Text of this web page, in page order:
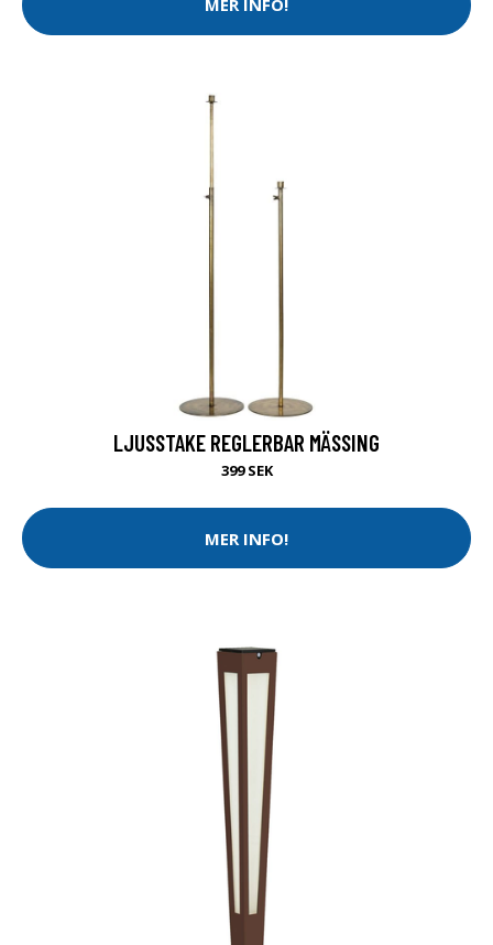
MER INFO!
LJUSSTAKE REGLERBAR MÄSSING
399 SEK
MER INFO!